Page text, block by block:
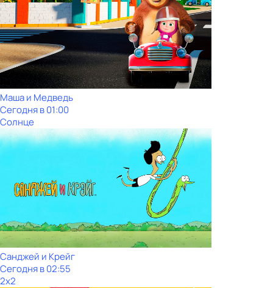
Маша и Медведь
Сегодня в 01:00
Солнце
Санджей и Крейг
Сегодня в 02:55
2x2